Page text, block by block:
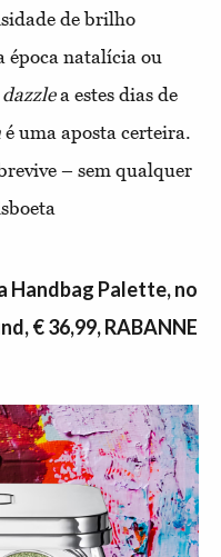
de brilho
época natalícia ou
a estes dias de
é uma aposta certeira.
– sem qualquer
Handbag Palette, no
€ 36,99, RABANNE